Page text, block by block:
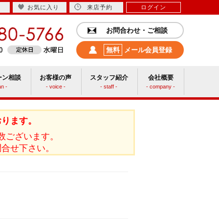
お気に入り 来店予約 ログイン
お問合わせ・ご相談
無料 メール会員登録
中古リフォーム
ン相談
-
お客様の声
- voice -
スタッフ紹介
- staff -
会社概要
- company -
ます。
ざいます。
せ下さい。